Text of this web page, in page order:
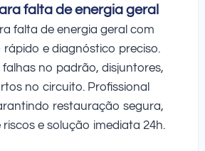
falta de energia geral
falta de energia geral com
e diagnóstico preciso.
falhas no padrão, disjuntores,
no circuito. Profissional
restauração segura,
e solução imediata 24h.